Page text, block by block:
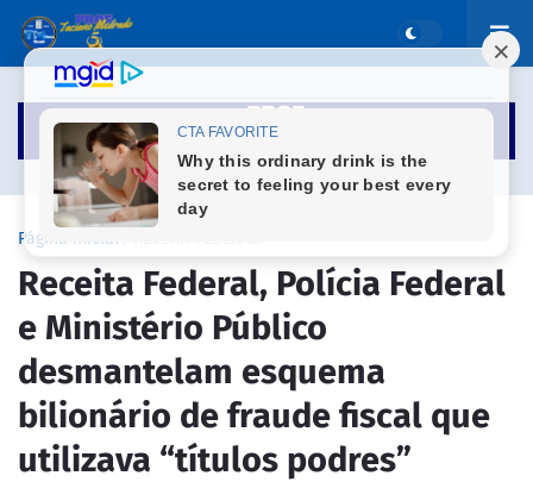
Página inicial
Receita Federal, Polícia Federal
e Ministério Público
desmantelam esquema
bilionário de fraude fiscal que
utilizava “títulos podres”